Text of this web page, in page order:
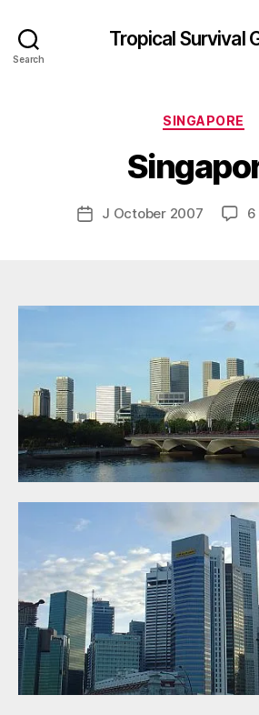
Search
Tropical Survival
SINGAPORE
Post
author
g
s
p
o
d
e
PostJ October 2007 6